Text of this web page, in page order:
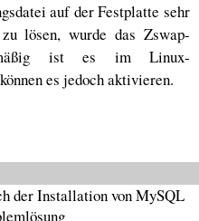
auf der Festplatte sehr
lösen, wurde das Zswap-
ist es im Linux-
es jedoch aktivieren.